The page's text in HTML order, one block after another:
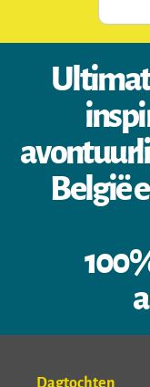
België
Dagtochten